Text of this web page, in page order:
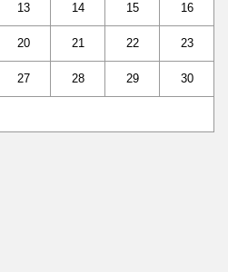
13 14 15 16
20 21 22 23
27 28 29 30